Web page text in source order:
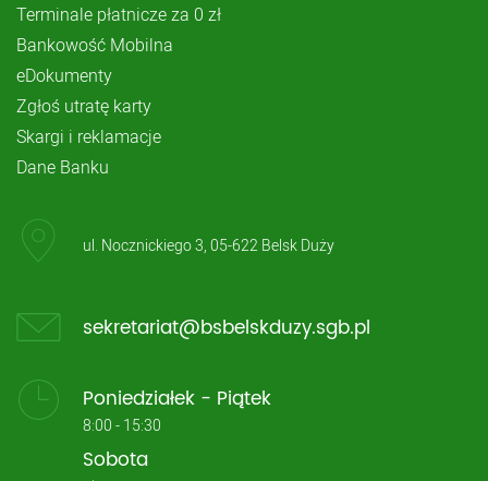
Terminale płatnicze za 0 zł
Bankowość Mobilna
eDokumenty
Zgłoś utratę karty
Skargi i reklamacje
Dane Banku
ul. Nocznickiego 3, 05-622 Belsk Duży
sekretariat@bsbelskduzy.sgb.pl
Poniedziałek - Piątek
8:00 - 15:30
Sobota